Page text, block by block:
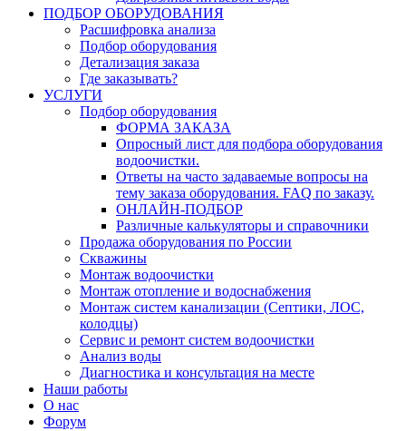
ПОДБОР ОБОРУДОВАНИЯ
Расшифровка анализа
Подбор оборудования
Детализация заказа
Где заказывать?
УСЛУГИ
Подбор оборудования
ФОРМА ЗАКАЗА
Опросный лист для подбора оборудования
водоочистки.
Ответы на часто задаваемые вопросы на
тему заказа оборудования. FAQ по заказу.
ОНЛАЙН-ПОДБОР
Различные калькуляторы и справочники
Продажа оборудования по России
Скважины
Монтаж водоочистки
Монтаж отопление и водоснабжения
Монтаж систем канализации (Септики, ЛОС,
колодцы)
Сервис и ремонт систем водоочистки
Анализ воды
Диагностика и консультация на месте
Наши работы
О нас
Форум